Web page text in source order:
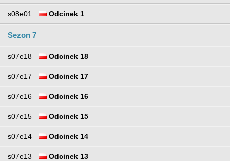
s08e01 Odcinek 1
Sezon 7
s07e18 Odcinek 18
s07e17 Odcinek 17
s07e16 Odcinek 16
s07e15 Odcinek 15
s07e14 Odcinek 14
s07e13 Odcinek 13